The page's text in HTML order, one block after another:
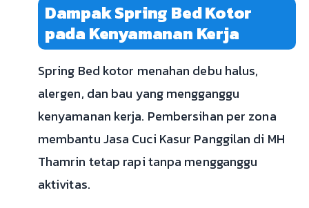
Dampak Spring Bed Kotor
pada Kenyamanan Kerja
Spring Bed kotor menahan debu halus,
alergen, dan bau yang mengganggu
kenyamanan kerja. Pembersihan per zona
membantu Jasa Cuci Kasur Panggilan di MH
Thamrin tetap rapi tanpa mengganggu
aktivitas.